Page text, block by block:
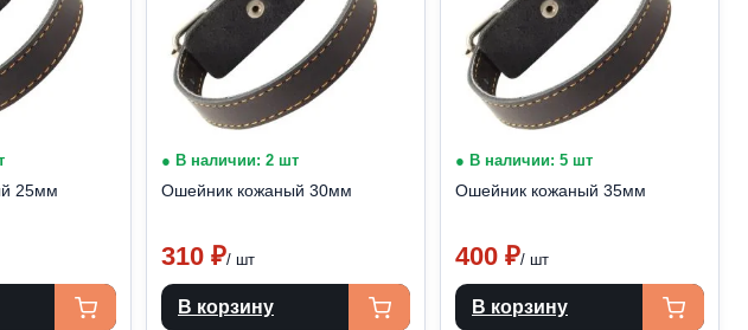
25мм
● В наличии: 2 шт
Ошейник кожаный 30мм
310 ₽/ шт
В корзину
● В наличии: 5 шт
Ошейник кожаный 35мм
400 ₽/ шт
В корзину